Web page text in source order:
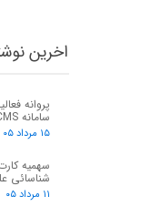
اخرین
پروانه
سامانه UTCMS
۱۵ مرداد ۰۵
شناسائی
۱۱ مرداد ۰۵